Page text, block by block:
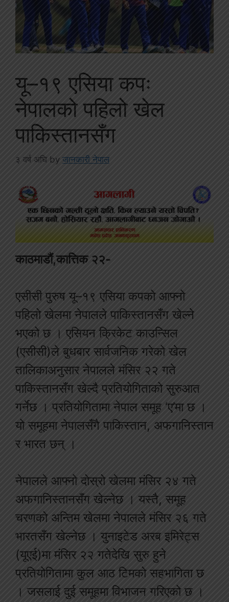
यू–१९ एसिया कपः
नेपालको पहिलो खेल
पाकिस्तानसँग
३ वर्ष अघि by जानकारी नेपाल
काठमाडौं,कात्तिक २२-
एसीसी पुरुष यू–१९ एसिया कपको आफ्नो
पहिलो खेलमा नेपालले पाकिस्तानसँग खेल्ने
भएको छ । एसियन क्रिकेट काउन्सिल
(एसीसी)ले बुधबार सार्वजनिक गरेको खेल
तालिकाअनुसार नेपालले मंसिर २२ गते
पाकिस्तानसँग खेल्दै प्रतियोगिताको सुरुआत
गर्नेछ । प्रतियोगितामा नेपाल समूह ‘ए’मा छ ।
यो समूहमा नेपालसँगै पाकिस्तान, अफगानिस्तान
र भारत छन् ।
नेपालले आफ्नो दोस्रो खेलमा मंसिर २४ गते
अफगानिस्तानसँग खेल्नेछ । यस्तै, समूह
चरणको अन्तिम खेलमा नेपालले मंसिर २६ गते
भारतसँग खेल्नेछ । युनाइटेड अरब इमिरेट्स
(यूएई)मा मंसिर २२ गतेदेखि सुरु हुने
प्रतियोगितामा कुल आठ टिमको सहभागिता छ
। जसलाई दुई समूहमा विभाजन गरिएको छ ।